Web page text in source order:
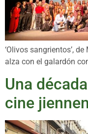
‘Olivos sangrientos’,
alza con el galardón
Una
cine